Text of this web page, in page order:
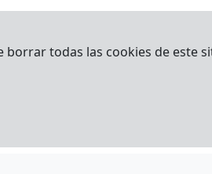
borrar todas las cookies de este